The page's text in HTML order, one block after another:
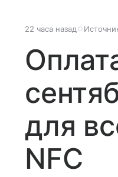
22 часа назад
для
NFC